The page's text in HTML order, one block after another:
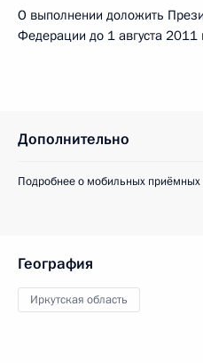
О выполнении доложить
Федерации до 1 августа 2011
Дополнительно
Подробнее о мобильных приёмных
География
Иркутская область